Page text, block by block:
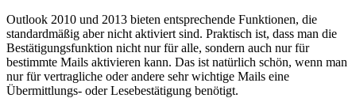
Outlook 2010 und 2013 bieten entsprechende Funktionen, die
standardmäßig aber nicht aktiviert sind. Praktisch ist, dass man die
Bestätigungsfunktion nicht nur für alle, sondern auch nur für
bestimmte Mails aktivieren kann. Das ist natürlich schön, wenn man
nur für vertragliche oder andere sehr wichtige Mails eine
Übermittlungs- oder Lesebestätigung benötigt.